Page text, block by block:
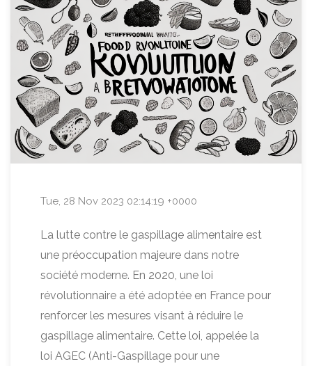
Tue, 28 Nov 2023 02:14:19 +0000
La lutte contre le gaspillage alimentaire est
une préoccupation majeure dans notre
société moderne. En 2020, une loi
révolutionnaire a été adoptée en France pour
renforcer les mesures visant à réduire le
gaspillage alimentaire. Cette loi, appelée la
loi AGEC (Anti-Gaspillage pour une